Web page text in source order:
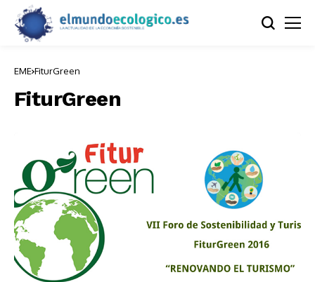
EME FiturGreen
FiturGreen